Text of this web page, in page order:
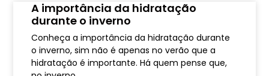
A importância da hidratação
durante o inverno
Conheça a importância da hidratação durante
o inverno, sim não é apenas no verão que a
hidratação é importante. Há quem pense que,